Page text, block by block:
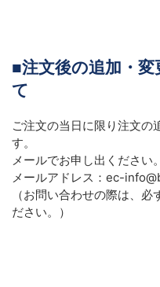
■注文後の追加・
て
ご注文の当日に限り注文の
す。
メールでお申し出ください。
メールアドレス：ec-
（お問い合わせの際は、
ださい。）